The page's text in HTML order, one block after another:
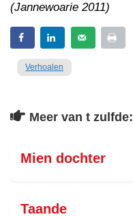
(Jannewoarie 2011)
Verhoalen
Meer van t zulfde:
Mien dochter
Taande